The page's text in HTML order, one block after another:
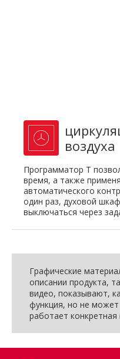
воздуха
Программатор Т
время, а также
автоматического
один раз, духовой
выключаться через
Графические
описании продукта,
видео, показывают,
функция, но не
работает конкретная